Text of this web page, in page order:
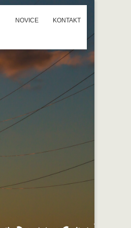
NOVICE KONTAKT